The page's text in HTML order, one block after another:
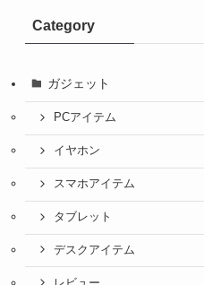
Category
ガジェット
PCアイテム
イヤホン
スマホアイテム
タブレット
デスクアイテム